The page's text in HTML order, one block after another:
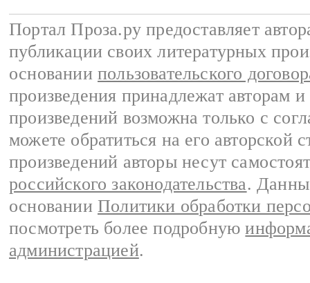
Портал Проза.ру предоставляет
публикации своих литературных
основании пользовательского
произведения принадлежат авторам
произведений возможна только с
можете обратиться на его авторской
произведений авторы несут
российского законодательства.
основании Политики обработки
посмотреть более подробную
администрацией.